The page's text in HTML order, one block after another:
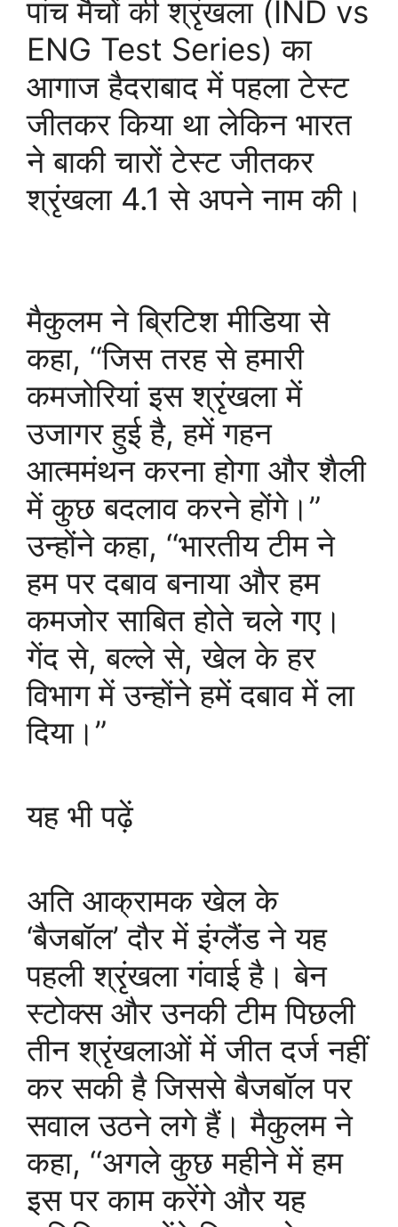
पांच मैचों की श्रृंखला (IND vs
ENG Test Series) का
आगाज हैदराबाद में पहला टेस्ट
जीतकर किया था लेकिन भारत
ने बाकी चारों टेस्ट जीतकर
श्रृंखला 4.1 से अपने नाम की।
मैकुलम ने ब्रिटिश मीडिया से
कहा, ‘‘जिस तरह से हमारी
कमजोरियां इस श्रृंखला में
उजागर हुई है, हमें गहन
आत्ममंथन करना होगा और शैली
में कुछ बदलाव करने होंगे।”
उन्होंने कहा, ‘‘भारतीय टीम ने
हम पर दबाव बनाया और हम
कमजोर साबित होते चले गए।
गेंद से, बल्ले से, खेल के हर
विभाग में उन्होंने हमें दबाव में ला
दिया।”
यह भी पढ़ें
अति आक्रामक खेल के
‘बैजबॉल’ दौर में इंग्लैंड ने यह
पहली श्रृंखला गंवाई है। बेन
स्टोक्स और उनकी टीम पिछली
तीन श्रृंखलाओं में जीत दर्ज नहीं
कर सकी है जिससे बैजबॉल पर
सवाल उठने लगे हैं। मैकुलम ने
कहा, ‘‘अगले कुछ महीने में हम
इस पर काम करेंगे और यह